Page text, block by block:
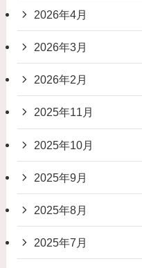
2026年4月
2026年3月
2026年2月
2025年11月
2025年10月
2025年9月
2025年8月
2025年7月